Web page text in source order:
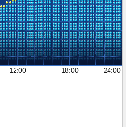
12:00 18:00 24:00